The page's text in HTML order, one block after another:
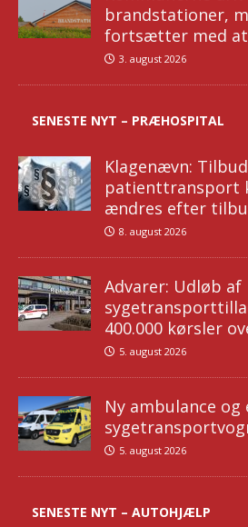
brandstationer,
fortsætter med
3. august 2026
SENESTE NYT – PRÆHOSPITAL
Klagenævn:
patienttransport
ændres efter
8. august 2026
Advarer: Udløb af
400.000 kørsler
5. august 2026
Ny ambulance og
5. august 2026
SENESTE NYT – AUTOHJÆLP